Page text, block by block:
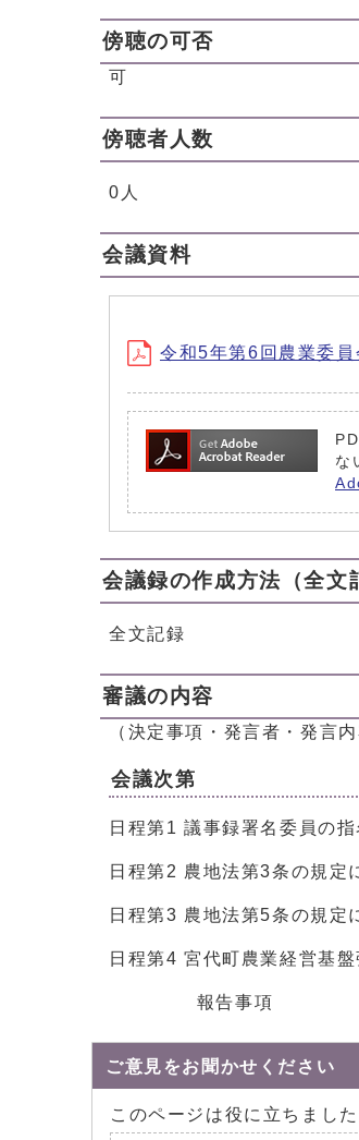
傍聴の可否
可
傍聴者人数
0人
会議資料
令和5年第6回農業委
な
会議録の作成方法（全文
全文記録
審議の内容
（決定事項・発言者・発言内
会議次第
日程第1 議事録署名委員の指
日程第2 農地法第3条の規定
日程第3 農地法第5条の規定
日程第4 宮代町農業経営基
報告事項
ご意見をお聞かせください
このページは役に立ちました